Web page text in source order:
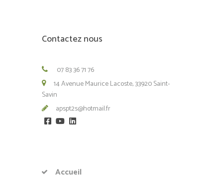
Contactez nous
07 83 36 71 76
14 Avenue Maurice Lacoste, 33920 Saint-
Savin
apspt2s@hotmail.fr
Accueil